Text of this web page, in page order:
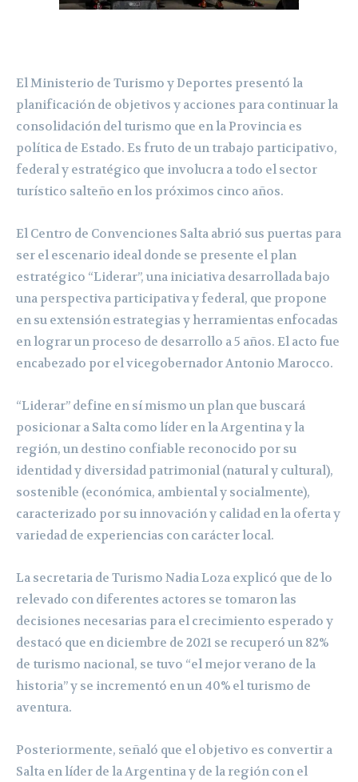
El Ministerio de Turismo y Deportes presentó la
planificación de objetivos y acciones para continuar la
consolidación del turismo que en la Provincia es
política de Estado. Es fruto de un trabajo participativo,
federal y estratégico que involucra a todo el sector
turístico salteño en los próximos cinco años.
El Centro de Convenciones Salta abrió sus puertas para
ser el escenario ideal donde se presente el plan
estratégico “Liderar”, una iniciativa desarrollada bajo
una perspectiva participativa y federal, que propone
en su extensión estrategias y herramientas enfocadas
en lograr un proceso de desarrollo a 5 años. El acto fue
encabezado por el vicegobernador Antonio Marocco.
“Liderar” define en sí mismo un plan que buscará
posicionar a Salta como líder en la Argentina y la
región, un destino confiable reconocido por su
identidad y diversidad patrimonial (natural y cultural),
sostenible (económica, ambiental y socialmente),
caracterizado por su innovación y calidad en la oferta y
variedad de experiencias con carácter local.
La secretaria de Turismo Nadia Loza explicó que de lo
relevado con diferentes actores se tomaron las
decisiones necesarias para el crecimiento esperado y
destacó que en diciembre de 2021 se recuperó un 82%
de turismo nacional, se tuvo “el mejor verano de la
historia” y se incrementó en un 40% el turismo de
aventura.
Posteriormente, señaló que el objetivo es convertir a
Salta en líder de la Argentina y de la región con el